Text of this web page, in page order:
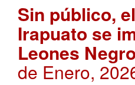
Sin público,
Irapuato se
Leones
de Enero,